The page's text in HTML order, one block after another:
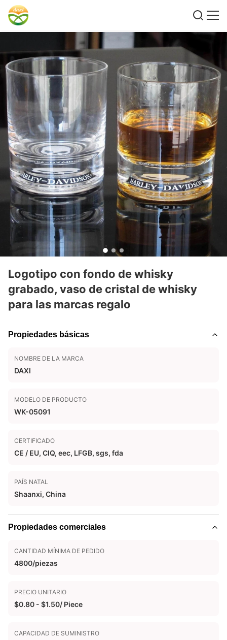
Logotipo con fondo de whisky
grabado, vaso de cristal de whisky
para las marcas regalo
Propiedades básicas
NOMBRE DE LA MARCA
DAXI
MODELO DE PRODUCTO
WK-05091
CERTIFICADO
CE / EU, CIQ, eec, LFGB, sgs, fda
PAÍS NATAL
Shaanxi, China
Propiedades comerciales
CANTIDAD MÍNIMA DE PEDIDO
4800/piezas
PRECIO UNITARIO
$0.80 - $1.50/ Piece
CAPACIDAD DE SUMINISTRO